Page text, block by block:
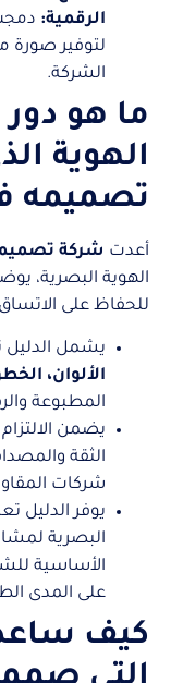
الرقمية:
لتوفير صورة
الشركة.
ما هو
الهوية
تصميمه
أعدت شركة
الهوية البصرية،
للحفاظ على
يشمل الدليل
الألوان،
المطبوعة
يضمن
الثقة
شركات
يوفر الدليل
البصرية
الأساسية
على المدى
كيف